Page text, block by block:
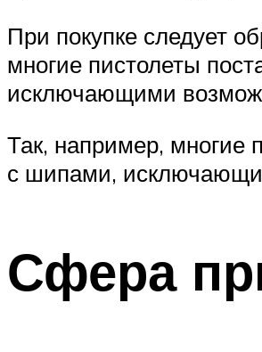
При покупке следует
многие пистолеты
исключающими
Так, например, многие
с шипами,
Сфера